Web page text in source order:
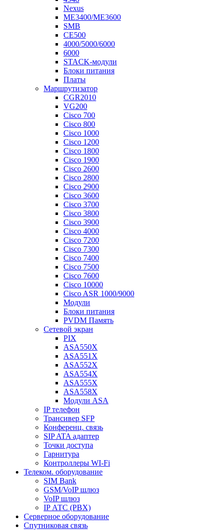
Nexus
ME3400/ME3600
SMB
CE500
4000/5000/6000
6000
STACK-модули
Блоки питания
Платы
Маршрутизатор
CGR2010
VG200
Cisco 700
Cisco 800
Cisco 1000
Cisco 1200
Cisco 1800
Cisco 1900
Cisco 2600
Cisco 2800
Cisco 2900
Cisco 3600
Cisco 3700
Cisco 3800
Cisco 3900
Cisco 4000
Cisco 7200
Cisco 7300
Cisco 7400
Cisco 7500
Cisco 7600
Cisco 10000
Cisco ASR 1000/9000
Модули
Блоки питания
PVDM Память
Сетевой экран
PIX
ASA550X
ASA551X
ASA552X
ASA554X
ASA555X
ASA558X
Модули ASA
IP телефон
Трансивер SFP
Конференц. связь
SIP ATA адаптер
Точки доступа
Гарнитура
Контроллеры WI-Fi
Телеком. оборудование
SIM Bank
GSM/VoIP шлюз
VoIP шлюз
IP АТС (PBX)
Серверное оборудование
Спутниковая связь